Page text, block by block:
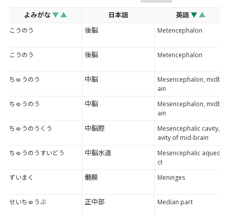
よみがな▼ ▲ 日本語 英語▼ ▲
こうのう 後脳 Metencephalon
こうのう 後脳 Metencephalon
ちゅうのう 中脳
Mesencephalon, midbr
ain
ちゅうのう
中脳
Mesencephalon, midbr
ain
ちゅうのうくう
中脳腔
Mesencephalic cavity, c
avity of mid-brain
ちゅうのうすいどう
中脳水道
Mesencephalic aquedu
ct
ずいまく
髄膜 Meninges
せいちゅうぶ 正中部 Median part